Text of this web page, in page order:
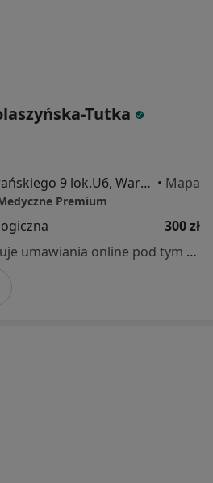
Tutka
Jana Nowaka-Jeziorańskiego 9 lok.U6, Warszawa • Mapa
Premium
300 zł
Specjalista nie oferuje umawiania online pod tym adresem.